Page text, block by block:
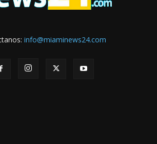
info@miaminews24.com